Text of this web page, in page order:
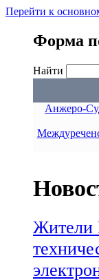
Перейти к
Форма
Найти
Анжеро-
Жители